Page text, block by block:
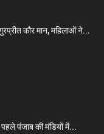
कौर मान, महिलाओं ने...
पंजाब की मंडियों में...